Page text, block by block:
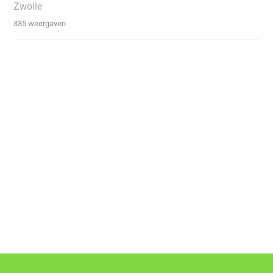
Zwolle
335 weergaven